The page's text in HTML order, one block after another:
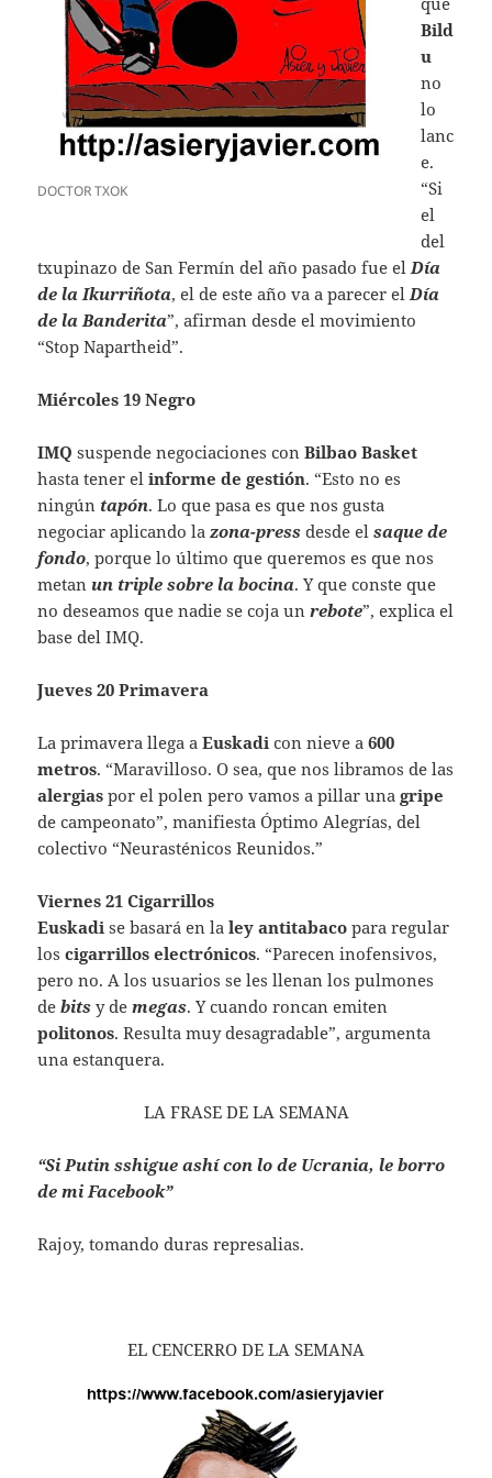
DOCTOR TXOK
Bild
u
no
lo
lanc
e.
“Si
el
del
txupinazo de San Fermín del año pasado fue el Día
de la Ikurriñota, el de este año va a parecer el Día
de la Banderita”, afirman desde el movimiento
“Stop Napartheid”.
Miércoles 19 Negro
IMQ suspende negociaciones conBilbao Basket
hasta tener elinforme de gestión. “Esto no es
ningún tapón. Lo que pasa es que nos gusta
negociar aplicando lazona-press desde elsaque de
fondo, porque lo último que queremos es que nos
metan un triple sobre la bocina. Y que conste que
no deseamos que nadie se coja un rebote”, explica el
base del IMQ.
Jueves 20 Primavera
La primavera llega aEuskadi con nieve a600
metros. “Maravilloso. O sea, que nos libramos de las
alergias por el polen pero vamos a pillar unagripe
de campeonato”, manifiesta Óptimo Alegrías, del
colectivo “Neurasténicos Reunidos.”
Viernes 21 Cigarrillos
Euskadise basará en laley antitabaco para regular
loscigarrillos electrónicos. “Parecen inofensivos,
pero no. A los usuarios se les llenan los pulmones
de bits y demegas. Y cuando roncan emiten
politonos. Resulta muy desagradable”, argumenta
una estanquera.
LA FRASE DE LA SEMANA
“Si Putin sshigue ashí con lo de Ucrania, le borro
de mi Facebook”
Rajoy, tomando duras represalias.
EL CENCERRO DE LA SEMANA